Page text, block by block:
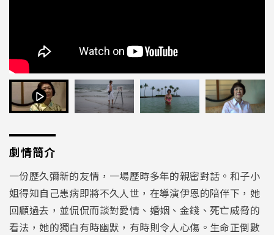
劇情簡介
一份歷久彌新的友情，一場歷時多年的親密對話。和子小
姐得知自己患病即將不久人世，在導演伊恩的陪伴下，她
回顧過去，並侃侃而談對愛情、婚姻、金錢、死亡威脅的
看法，她的獨白有時幽默，有時則令人心傷。生命正倒數